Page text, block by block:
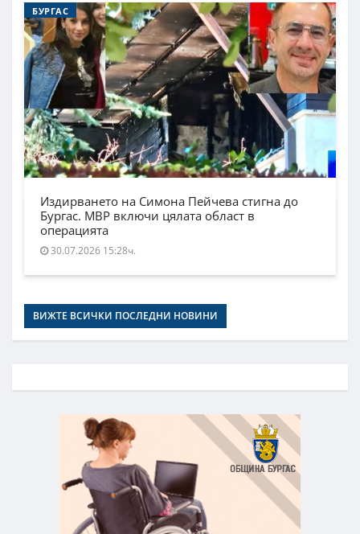
БУРГАС
Издирването на Симона Пейчева стигна до
Бургас. МВР включи цялата област в
операцията
30.07.2026 15:28ч.
ВИЖТЕ ВСИЧКИ ПОСЛЕДНИ НОВИНИ